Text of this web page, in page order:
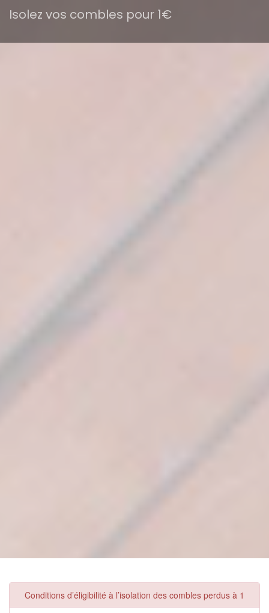
Isolez vos combles pour 1€
Conditions d’éligibilité à l’isolation des combles perdus à 1